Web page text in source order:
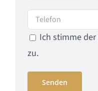
Ich stimme der
zu.